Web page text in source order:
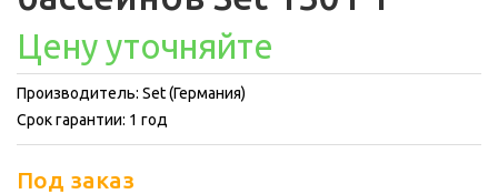
Цену уточняйте
Производитель: Set (Германия)
Срок гарантии: 1 год
Под заказ